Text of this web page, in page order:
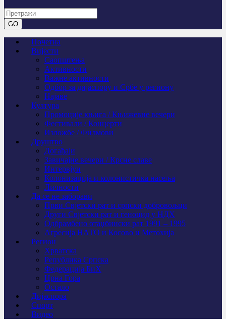
Почетна
Вијести
Саопштења
Активности
Важне активности
Одбор за дијаспору и Србе у региону
Најаве
Култура
Промоције књига / Књижевне вечери
Фестивали / Концерти
Изложбе / Филмови
Друштво
Догађаји
Завичајне вечери / Крсне славе
Интервјуи
Колонизација и колонистичка насеља
Личности
Да се не заборави
Први Свјeтски рат и српски добровољци
Други Свјетски рат и геноцид у НДХ
Одбрамбено отаџбински рат 1991 – 1995
Агресија НАТО и Косово и Метохија
Регион
Хрватска
Република Српска
Федерација БиХ
Црна Гора
Остало
Дијаспора
Спорт
Видео